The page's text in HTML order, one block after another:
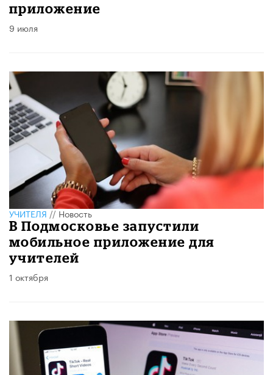
приложение
9 июля
УЧИТЕЛЯ//Новость
В Подмосковье запустили
мобильное приложение для
учителей
1 октября